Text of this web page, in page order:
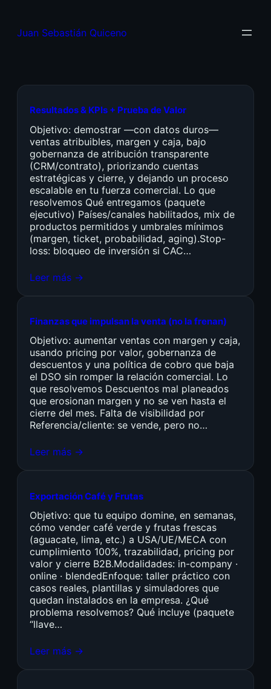
Juan Sebastián Quiceno
Resultados & KPIs + Prueba de Valor
Objetivo: demostrar —con datos duros—
ventas atribuibles, margen y caja, bajo
gobernanza de atribución transparente
(CRM/contrato), priorizando cuentas
estratégicas y cierre, y dejando un proceso
escalable en tu fuerza comercial. Lo que
resolvemos Qué entregamos (paquete
ejecutivo) Países/canales habilitados, mix de
productos permitidos y umbrales mínimos
(margen, ticket, probabilidad, aging).Stop-
loss: bloqueo de inversión si CAC…
Leer más →
Finanzas que impulsan la venta (no la frenan)
Objetivo: aumentar ventas con margen y caja,
usando pricing por valor, gobernanza de
descuentos y una política de cobro que baja
el DSO sin romper la relación comercial. Lo
que resolvemos Descuentos mal planeados
que erosionan margen y no se ven hasta el
cierre del mes. Falta de visibilidad por
Referencia/cliente: se vende, pero no…
Leer más →
Exportación Café y Frutas
Objetivo: que tu equipo domine, en semanas,
cómo vender café verde y frutas frescas
(aguacate, lima, etc.) a USA/UE/MECA con
cumplimiento 100%, trazabilidad, pricing por
valor y cierre B2B.Modalidades: in-company ·
online · blendedEnfoque: taller práctico con
casos reales, plantillas y simuladores que
quedan instalados en la empresa. ¿Qué
problema resolvemos? Qué incluye (paquete
“llave…
Leer más →